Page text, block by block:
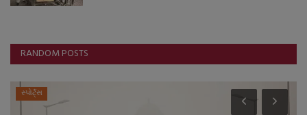
RANDOM POSTS
સ્પોર્ટ્સ